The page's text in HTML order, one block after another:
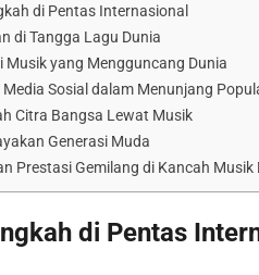
di Pentas Internasional
di Tangga Lagu Dunia
Musik yang Mengguncang Dunia
Sosial dalam Menunjang
Citra Bangsa Lewat Musik
Generasi Muda
Prestasi Gemilang di Kancah Musik
di Pentas